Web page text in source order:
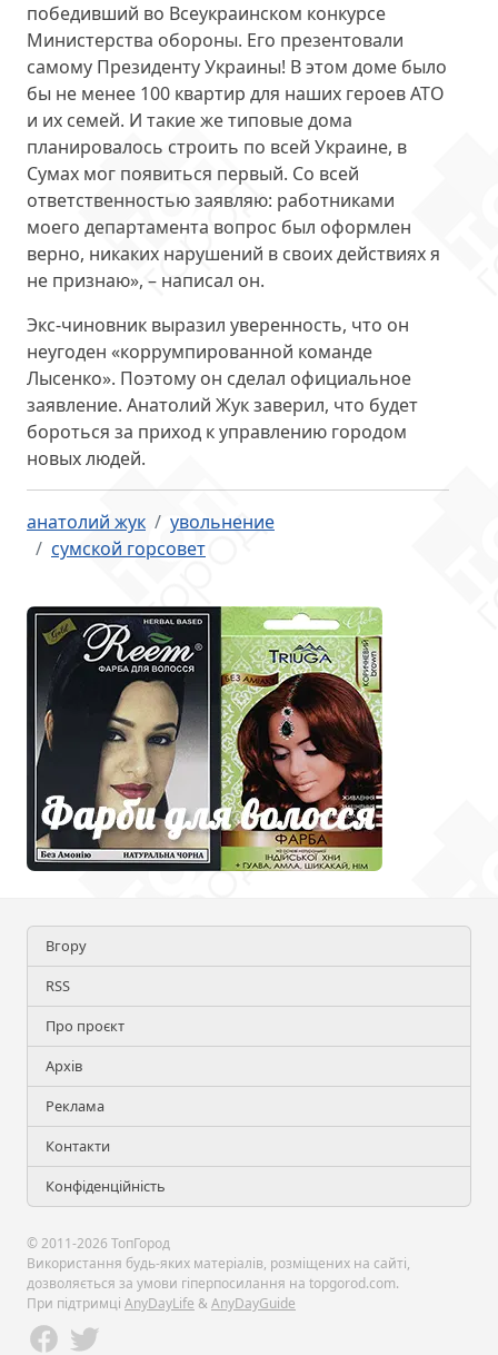
победивший во Всеукраинском конкурсе
Министерства обороны. Его презентовали
самому Президенту Украины! В этом доме было
бы не менее 100 квартир для наших героев АТО
и их семей. И такие же типовые дома
планировалось строить по всей Украине, в
Сумах мог появиться первый. Со всей
ответственностью заявляю: работниками
моего департамента вопрос был оформлен
верно, никаких нарушений в своих действиях я
не признаю», – написал он.
Экс-чиновник выразил уверенность, что он
неугоден «коррумпированной команде
Лысенко». Поэтому он сделал официальное
заявление. Анатолий Жук заверил, что будет
бороться за приход к управлению городом
новых людей.
анатолий жук
увольнение
сумской горсовет
Вгору
RSS
Про проєкт
Архів
Реклама
Контакти
Конфіденційність
© 2011-2026 ТопГород
Використання будь-яких матеріалів, розміщених на сайті,
дозволяється за умови гіперпосилання на topgorod.com.
При підтримці AnyDayLife &AnyDayGuide